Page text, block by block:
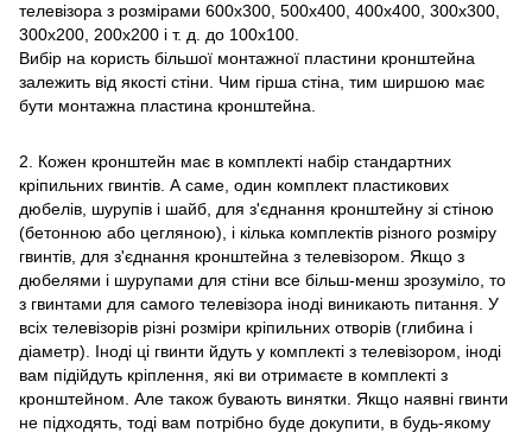
телевізора з розмірами 600х300, 500х400, 400х400, 300х300,
300х200, 200х200 і т. д. до 100х100.
Вибір на користь більшої монтажної пластини кронштейна
залежить від якості стіни. Чим гірша стіна, тим ширшою має
бути монтажна пластина кронштейна.
2. Кожен кронштейн має в комплекті набір стандартних
кріпильних гвинтів. А саме, один комплект пластикових
дюбелів, шурупів і шайб, для з'єднання кронштейну зі стіною
(бетонною або цегляною), і кілька комплектів різного розміру
гвинтів, для з'єднання кронштейна з телевізором. Якщо з
дюбелями і шурупами для стіни все більш-менш зрозуміло, то
з гвинтами для самого телевізора іноді виникають питання. У
всіх телевізорів різні розміри кріпильних отворів (глибина і
діаметр). Іноді ці гвинти йдуть у комплекті з телевізором, іноді
вам підійдуть кріплення, які ви отримаєте в комплекті з
кронштейном. Але також бувають винятки. Якщо наявні гвинти
не підходять, тоді вам потрібно буде докупити, в будь-якому